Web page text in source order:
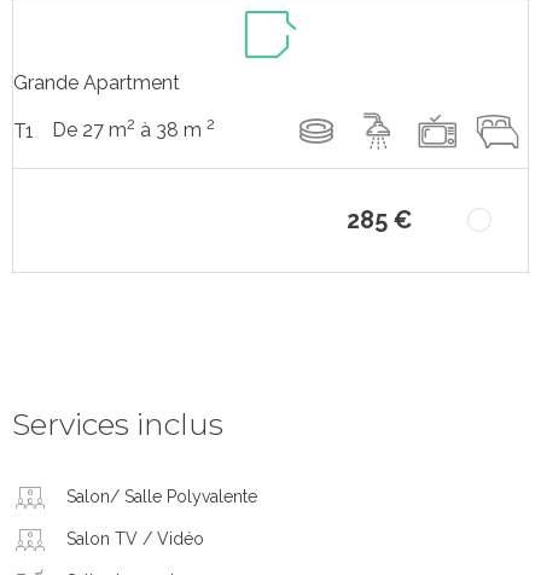
Grande Apartment
T1 De 27 m2 à 38 m 2
285 €
Services inclus
Salon/ Salle Polyvalente
Salon TV / Vidéo